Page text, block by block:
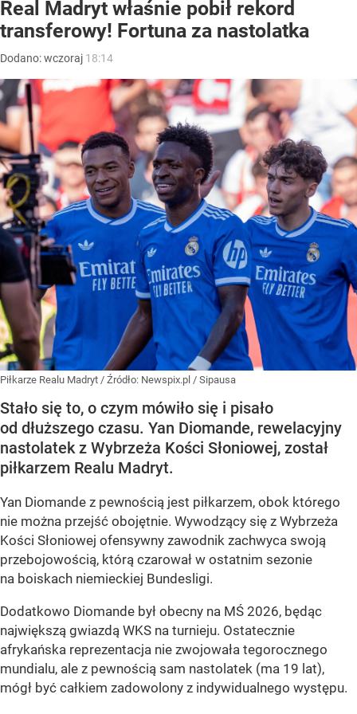
Real Madryt właśnie pobił rekord
transferowy! Fortuna za nastolatka
Dodano:wczoraj 18:14
Piłkarze Realu Madryt / Źródło: Newspix.pl / Sipausa
Stało się to, o czym mówiło się i pisało
od dłuższego czasu. Yan Diomande, rewelacyjny
nastolatek z Wybrzeża Kości Słoniowej, został
piłkarzem Realu Madryt.
Yan Diomande z pewnością jest piłkarzem, obok którego
nie można przejść obojętnie. Wywodzący się z Wybrzeża
Kości Słoniowej ofensywny zawodnik zachwyca swoją
przebojowością, którą czarował w ostatnim sezonie
na boiskach niemieckiej Bundesligi.
Dodatkowo Diomande był obecny na MŚ 2026, będąc
największą gwiazdą WKS na turnieju. Ostatecznie
afrykańska reprezentacja nie zwojowała tegorocznego
mundialu, ale z pewnością sam nastolatek (ma 19 lat),
mógł być całkiem zadowolony z indywidualnego występu.